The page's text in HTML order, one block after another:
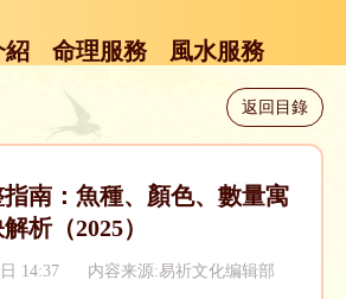
紹 命理服務 風水服務
返回目錄
南：魚種、顏色、數量寓
析（2025）
14:37 内容来源:易祈文化编辑部